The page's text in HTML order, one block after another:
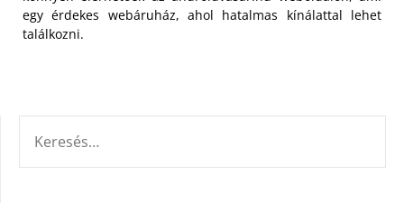
egy érdekes webáruház, ahol hatalmas kínálattal lehet
találkozni.